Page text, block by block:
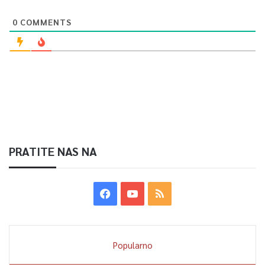
0 COMMENTS
PRATITE NAS NA
Popularno